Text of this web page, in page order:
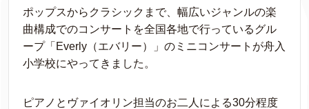
ポップスからクラシックまで、幅広いジャンルの楽
曲構成でのコンサートを全国各地で行っているグル
ープ「Everly（エバリー）」のミニコンサートが舟入
小学校にやってきました。
ピアノとヴァイオリン担当のお二人による30分程度